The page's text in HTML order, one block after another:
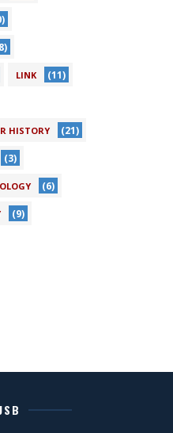
LINK (11)
HISTORY (21)
(3)
(6)
(9)